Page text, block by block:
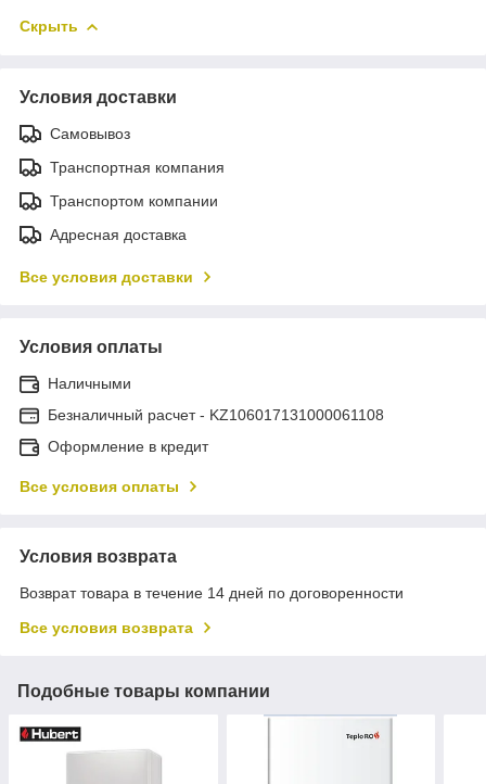
Скрыть
Условия доставки
Самовывоз
Транспортная компания
Транспортом компании
Адресная доставка
Все условия доставки
Условия оплаты
Наличными
Безналичный расчет - KZ106017131000061108
Оформление в кредит
Все условия оплаты
Условия возврата
Возврат товара в течение 14 дней по договоренности
Все условия возврата
Подобные товары компании